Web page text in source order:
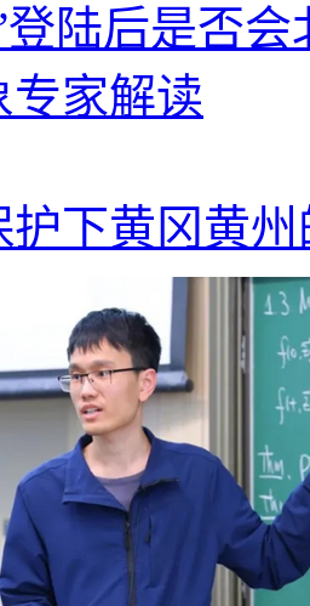
登陆后是否
专家解读
护下黄冈黄